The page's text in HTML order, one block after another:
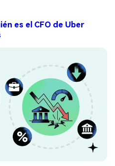
es el CFO de Uber